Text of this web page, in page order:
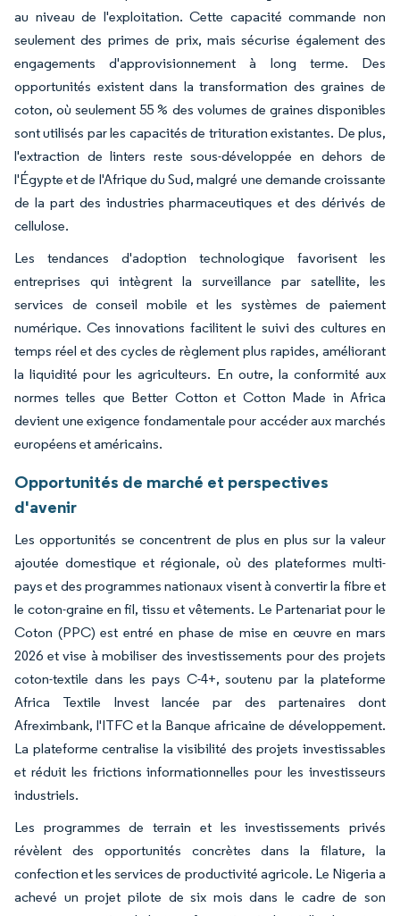
au niveau de l'exploitation. Cette capacité commande non
seulement des primes de prix, mais sécurise également des
engagements d'approvisionnement à long terme. Des
opportunités existent dans la transformation des graines de
coton, où seulement 55 % des volumes de graines disponibles
sont utilisés par les capacités de trituration existantes. De plus,
l'extraction de linters reste sous-développée en dehors de
l'Égypte et de l'Afrique du Sud, malgré une demande croissante
de la part des industries pharmaceutiques et des dérivés de
cellulose.
Les tendances d'adoption technologique favorisent les
entreprises qui intègrent la surveillance par satellite, les
services de conseil mobile et les systèmes de paiement
numérique. Ces innovations facilitent le suivi des cultures en
temps réel et des cycles de règlement plus rapides, améliorant
la liquidité pour les agriculteurs. En outre, la conformité aux
normes telles que Better Cotton et Cotton Made in Africa
devient une exigence fondamentale pour accéder aux marchés
européens et américains.
Opportunités de marché et perspectives
d'avenir
Les opportunités se concentrent de plus en plus sur la valeur
ajoutée domestique et régionale, où des plateformes multi-
pays et des programmes nationaux visent à convertir la fibre et
le coton-graine en fil, tissu et vêtements. Le Partenariat pour le
Coton (PPC) est entré en phase de mise en œuvre en mars
2026 et vise à mobiliser des investissements pour des projets
coton-textile dans les pays C-4+, soutenu par la plateforme
Africa Textile Invest lancée par des partenaires dont
Afreximbank, l'ITFC et la Banque africaine de développement.
La plateforme centralise la visibilité des projets investissables
et réduit les frictions informationnelles pour les investisseurs
industriels.
Les programmes de terrain et les investissements privés
révèlent des opportunités concrètes dans la filature, la
confection et les services de productivité agricole. Le Nigeria a
achevé un projet pilote de six mois dans le cadre de son